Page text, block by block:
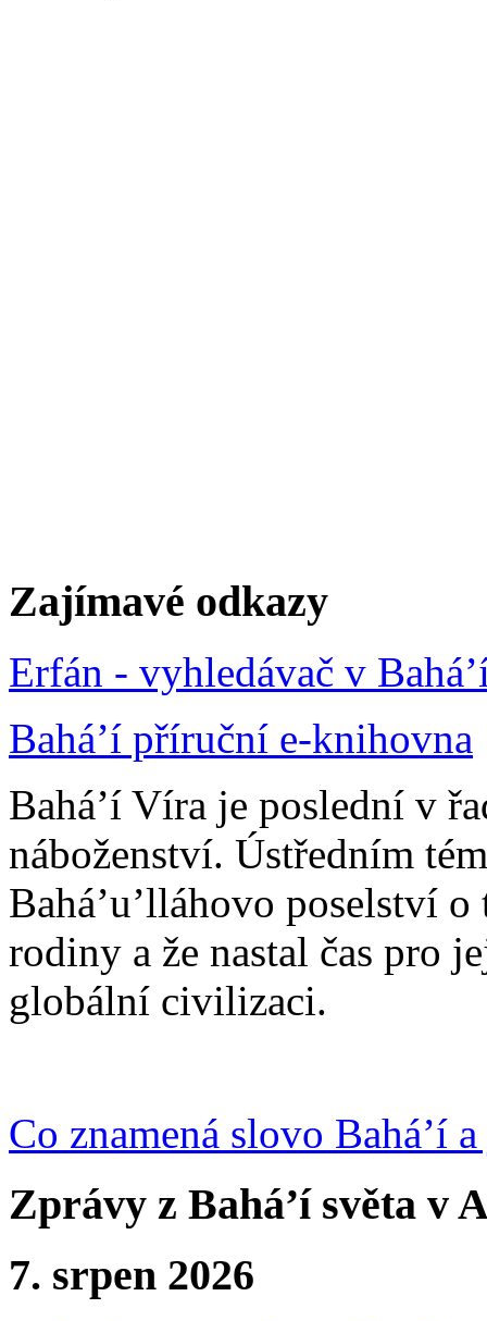
Zajímavé odkazy
Erfán - vyhledávač v
Bahá’í příruční e-knihovna
Bahá’í Víra je poslední v
náboženství. Ústředním
Bahá’u’lláhovo poselství
rodiny a že nastal čas pro
globální civilizaci.
Co znamená slovo Bahá’í
Zprávy z Bahá’í světa v
7. srpen 2026